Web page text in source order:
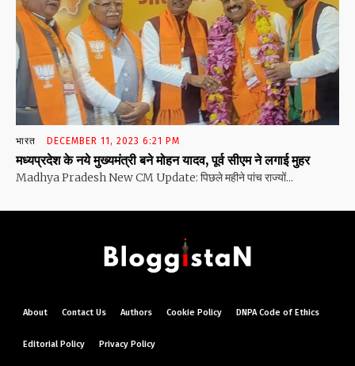
भारत DECEMBER 11, 2023 6:21 PM
मध्यप्रदेश के नये मुख्यमंत्री बने मोहन यादव, पूर्व सीएम ने लगाई मुहर
Madhya Pradesh New CM Update: पिछले महीने पांच राज्यों...
About Contact Us Authors Cookie Policy DNPA Code of Ethics
Editorial Policy Privacy Policy